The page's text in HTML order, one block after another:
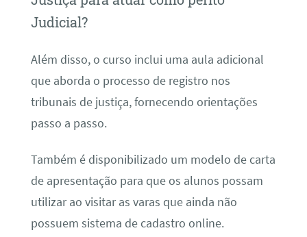
Judicial?
Além disso, o curso inclui uma aula adicional
que aborda o processo de registro nos
tribunais de justiça, fornecendo orientações
passo a passo.
Também é disponibilizado um modelo de carta
de apresentação para que os alunos possam
utilizar ao visitar as varas que ainda não
possuem sistema de cadastro online.